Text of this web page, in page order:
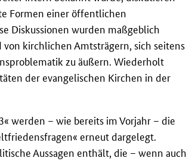
Formen einer öffentlichen
Diskussionen wurden maßgeblich
kirchlichen Amtsträgern, sich seitens
zu äußern. Wiederholt
der evangelischen Kirchen in der
werden – wie bereits im Vorjahr – die
erneut dargelegt.
Aussagen enthält, die – wenn auch